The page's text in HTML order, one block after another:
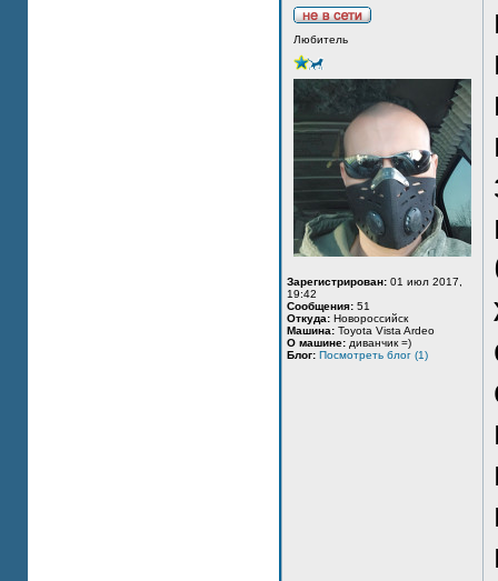
Любитель
Зарегистрирован: 01 июл 2017,
19:42
Сообщения: 51
Откуда: Новороссийск
Машина: Toyota Vista Ardeo
О машине: диванчик =)
Блог: Посмотреть блог (1)